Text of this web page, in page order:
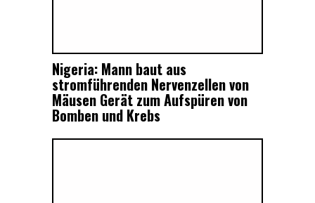
Nigeria: Mann baut aus
stromführenden Nervenzellen von
Mäusen Gerät zum Aufspüren von
Bomben und Krebs